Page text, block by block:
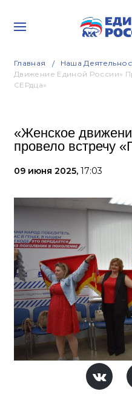
Главная Наша
Движение Единой России»
СЕРдца»
«Женское
провело встречу
09 июня 2025, 17:03